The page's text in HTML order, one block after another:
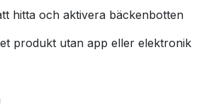
hitta och aktivera bäckenbotten
produkt utan app eller elektronik